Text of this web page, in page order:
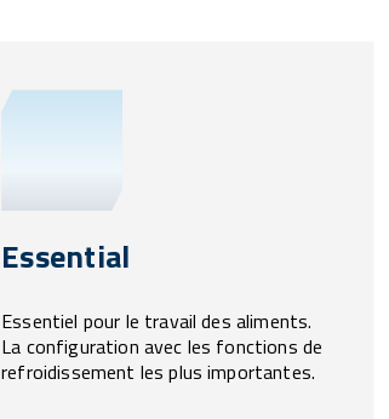
Essential
Essentiel pour le travail des aliments.
La configuration avec les fonctions de
refroidissement les plus importantes.